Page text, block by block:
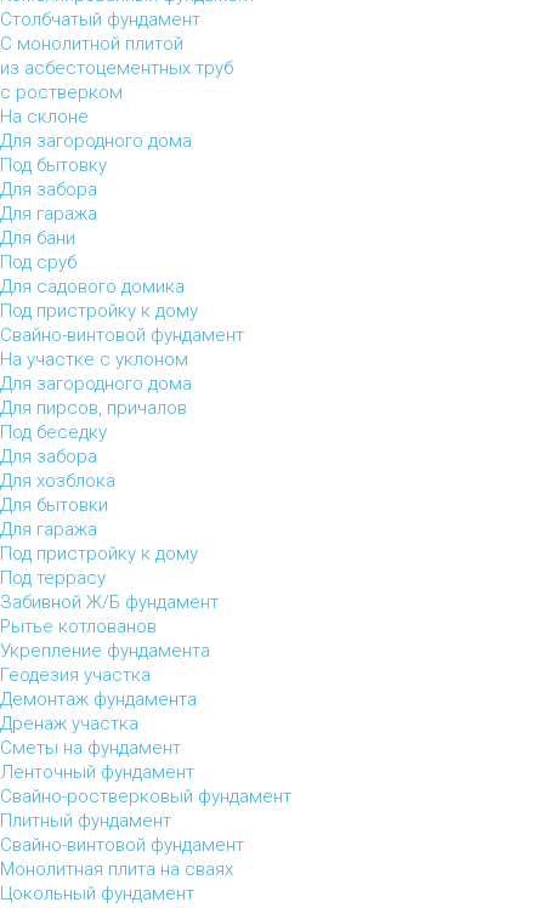
Столбчатый фундамент
С монолитной плитой
из асбестоцементных труб
с ростверком
На склоне
Для загородного дома
Под бытовку
Для забора
Для гаража
Для бани
Под сруб
Для садового домика
Под пристройку к дому
Свайно-винтовой фундамент
На участке с уклоном
Для загородного дома
Для пирсов, причалов
Под беседку
Для забора
Для хозблока
Для бытовки
Для гаража
Под пристройку к дому
Под террасу
Забивной Ж/Б фундамент
Рытье котлованов
Укрепление фундамента
Геодезия участка
Демонтаж фундамента
Дренаж участка
Сметы на фундамент
Ленточный фундамент
Свайно-ростверковый фундамент
Плитный фундамент
Свайно-винтовой фундамент
Монолитная плита на сваях
Цокольный фундамент